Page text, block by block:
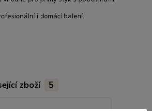
i domácí balení.
zboží 5